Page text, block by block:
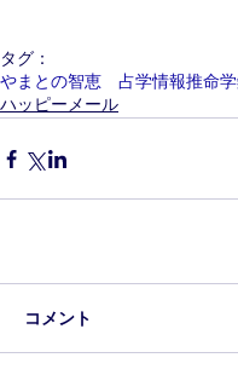
タグ：
やまとの智恵 占学情報推命
ハッピーメール
コメント